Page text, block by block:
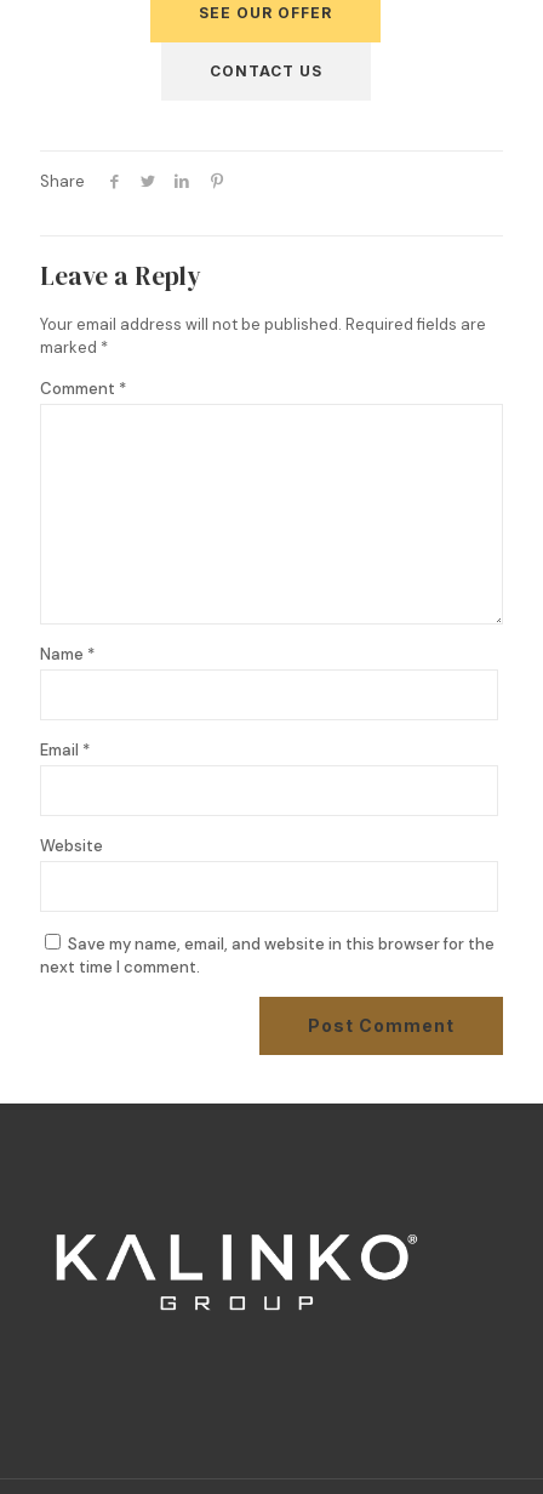
SEE OUR OFFER
CONTACT US
Share
Leave a Reply
Your email address will not be published. Required fields are
marked *
Comment *
Name *
Email *
Website
Save my name, email, and website in this browser for the
next time I comment.